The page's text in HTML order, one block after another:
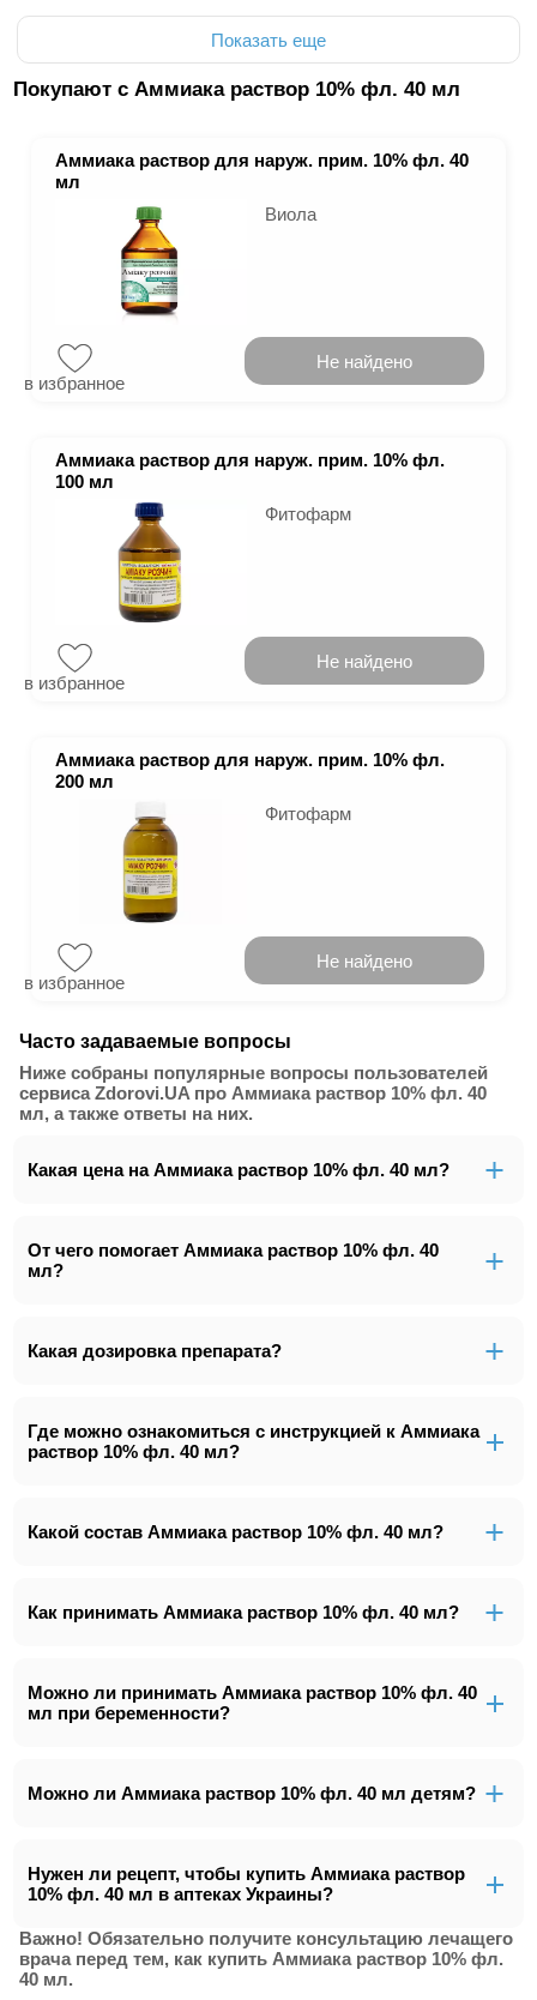
Показать еще
Покупают с Аммиака раствор 10% фл. 40 мл
Аммиака раствор для наруж. прим. 10% фл. 40
мл
Виола
в избранное
Не найдено
Аммиака раствор для наруж. прим. 10% фл.
100 мл
Фитофарм
в избранное
Не найдено
Аммиака раствор для наруж. прим. 10% фл.
200 мл
Фитофарм
в избранное
Не найдено
Часто задаваемые вопросы
Ниже собраны популярные вопросы пользователей
сервиса Zdorovi.UA про Аммиака раствор 10% фл. 40
мл, а также ответы на них.
Какая цена на Аммиака раствор 10% фл. 40 мл?
От чего помогает Аммиака раствор 10% фл. 40
мл?
Какая дозировка препарата?
Где можно ознакомиться с инструкцией к Аммиака
раствор 10% фл. 40 мл?
Какой состав Аммиака раствор 10% фл. 40 мл?
Как принимать Аммиака раствор 10% фл. 40 мл?
Можно ли принимать Аммиака раствор 10% фл. 40
мл при беременности?
Можно ли Аммиака раствор 10% фл. 40 мл детям?
Нужен ли рецепт, чтобы купить Аммиака раствор
10% фл. 40 мл в аптеках Украины?
Важно! Обязательно получите консультацию лечащего
врача перед тем, как купить Аммиака раствор 10% фл.
40 мл.